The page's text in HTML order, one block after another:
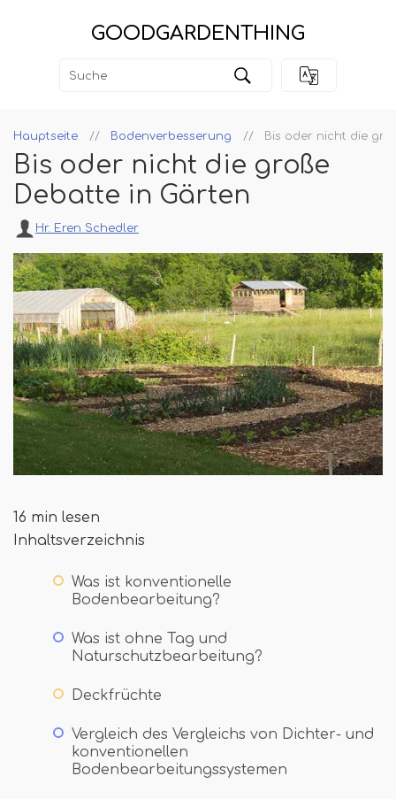
GOODGARDENTHING
Hauptseite Bodenverbesserung Bis oder nicht die
Bis oder nicht die große
Debatte in Gärten
Hr. Eren Schedler
16 min lesen
Inhaltsverzeichnis
Was ist konventionelle
Bodenbearbeitung?
Was ist ohne Tag und
Naturschutzbearbeitung?
Deckfrüchte
Vergleich des Vergleichs von Dichter- und
konventionellen
Bodenbearbeitungssystemen